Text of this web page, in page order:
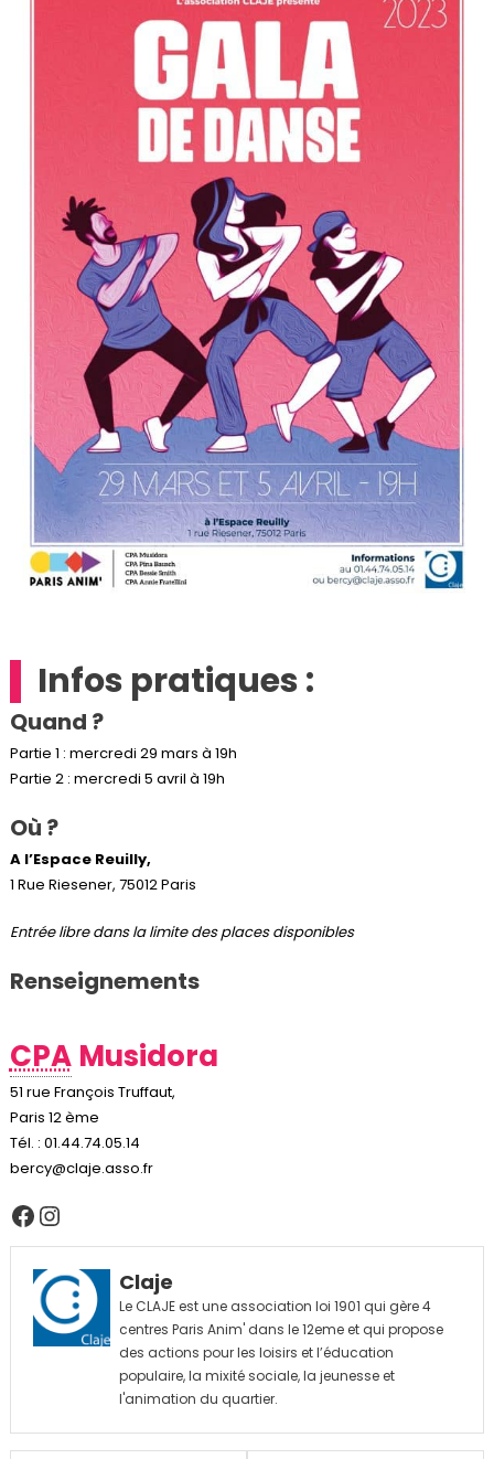
Infos pratiques :
Quand ?
Partie 1 : mercredi 29 mars à 19h
Partie 2 : mercredi 5 avril à 19h
Où ?
A l’Espace Reuilly,
1 Rue Riesener, 75012 Paris
Entrée libre dans la limite des places disponibles
Renseignements
CPAMusidora
51 rue François Truffaut,
Paris 12 ème
Tél. : 01.44.74.05.14
bercy@claje.asso.fr
Facebook
Instagram
Claje
Le CLAJE est une association loi 1901 qui gère 4
centres Paris Anim' dans le 12eme et qui propose
des actions pour les loisirs et l’éducation
populaire, la mixité sociale, la jeunesse et
l'animation du quartier.